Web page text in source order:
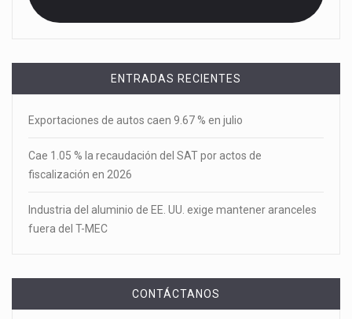
ENTRADAS RECIENTES
Exportaciones de autos caen 9.67 % en julio
Cae 1.05 % la recaudación del SAT por actos de
fiscalización en 2026
Industria del aluminio de EE. UU. exige mantener aranceles
fuera del T-MEC
CONTÁCTANOS